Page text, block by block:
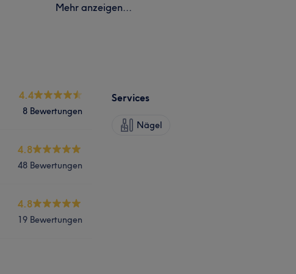
Mehr anzeigen...
4.4
8 Bewertungen
4.8
48 Bewertungen
4.8
19 Bewertungen
Services
Nägel